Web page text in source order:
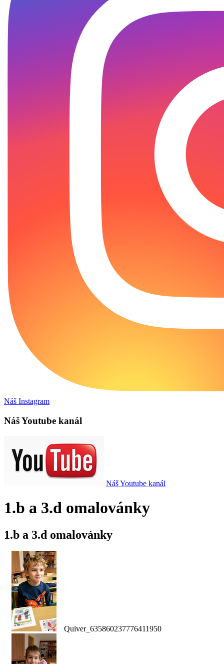
Náš Instagram
Náš Youtube kanál
Náš Youtube kanál
1.b a 3.d omalovánky
1.b a 3.d omalovánky
Quiver_635860237776411950